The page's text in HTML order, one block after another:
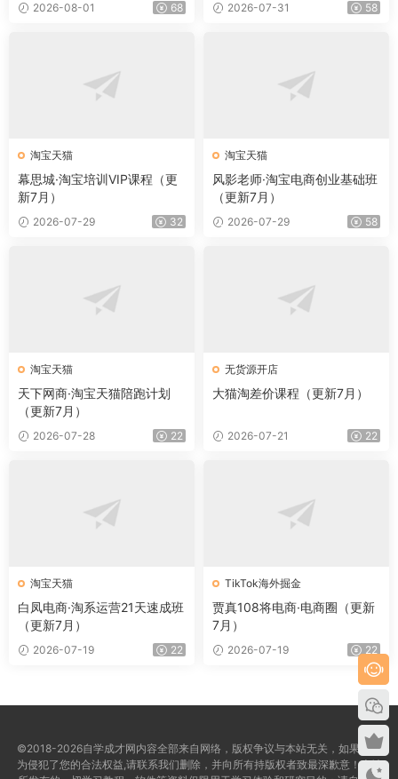
2026-08-01 68 2026-07-31 58
淘宝天猫
幕思城·淘宝培训VIP课程（更
新7月）
2026-07-29 32
淘宝天猫
风影老师·淘宝电商创业基础班
（更新7月）
2026-07-29 58
淘宝天猫
天下网商·淘宝天猫陪跑计划
（更新7月）
2026-07-28 22
无货源开店
大猫淘差价课程（更新7月）
2026-07-21 22
淘宝天猫
白凤电商·淘系运营21天速成班
（更新7月）
2026-07-19 22
TikTok海外掘金
贾真108将电商·电商圈（更新
7月）
2026-07-19 22
©2018-2026自学成才网内容全部来自网络，版权争议与本站无关，如果您认
为侵犯了您的合法权益,请联系我们删除，并向所有持版权者致最深歉意！本站